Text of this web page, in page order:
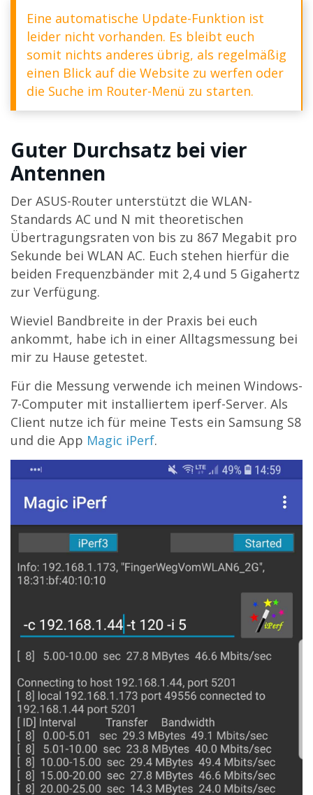
Eine automatische Update-Funktion ist
leider nicht vorhanden. Es bleibt euch
somit nichts anderes übrig, als regelmäßig
einen Blick auf die Website zu werfen oder
die Suche im Router-Menü zu starten.
Guter Durchsatz bei vier
Antennen
Der ASUS-Router unterstützt die WLAN-
Standards AC und N mit theoretischen
Übertragungsraten von bis zu 867 Megabit pro
Sekunde bei WLAN AC. Euch stehen hierfür die
beiden Frequenzbänder mit 2,4 und 5 Gigahertz
zur Verfügung.
Wieviel Bandbreite in der Praxis bei euch
ankommt, habe ich in einer Alltagsmessung bei
mir zu Hause getestet.
Für die Messung verwende ich meinen Windows-
7-Computer mit installiertem iperf-Server. Als
Client nutze ich für meine Tests ein Samsung S8
und die App Magic iPerf.